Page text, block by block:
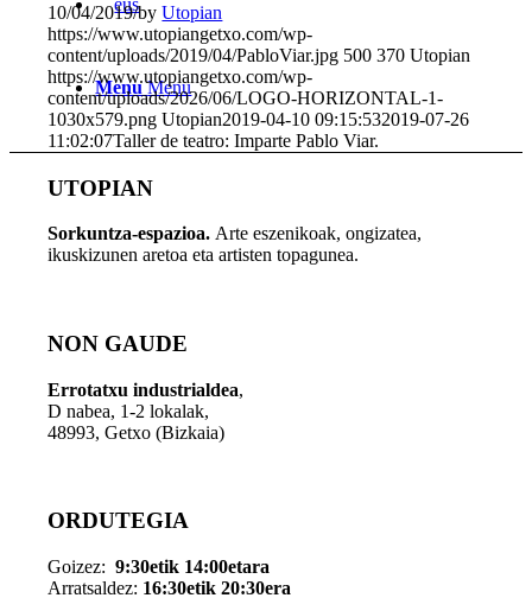
Menu Menu
10/04/2019/byUtopian
https://www.utopiangetxo.com/wp-
content/uploads/2019/04/PabloViar.jpg 500 370 Utopian
https://www.utopiangetxo.com/wp-
content/uploads/2026/06/LOGO-HORIZONTAL-1-
1030x579.png Utopian2019-04-10 09:15:532019-07-26
11:02:07Taller de teatro: Imparte Pablo Viar.
UTOPIAN
Sorkuntza-espazioa. Arte eszenikoak, ongizatea,
ikuskizunen aretoa eta artisten topagunea.
NON GAUDE
Errotatxu industrialdea,
D nabea, 1-2 lokalak,
48993, Getxo (Bizkaia)
ORDUTEGIA
Goizez:9:30etik 14:00etara
Arratsaldez: 16:30etik 20:30era